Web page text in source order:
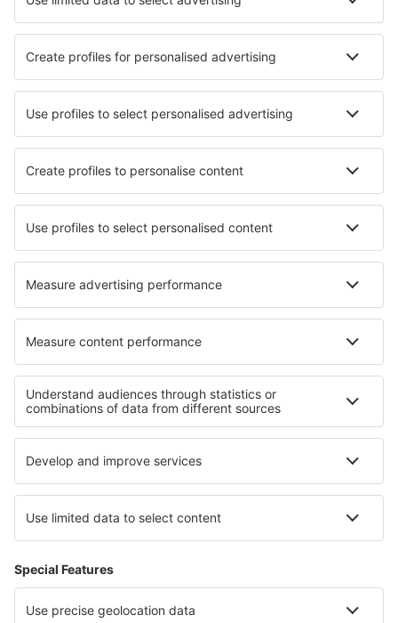
Hoteluri în Cardigan Hoteluri în Nottingham
Cele mai bune hoteluri - orașe
Hoteluri Marikostinovo Hoteluri în Santibanez El Alto
Hoteluri în Cannon Beach Hoteluri în Urumqi
Hoteluri în Dautphetal Hoteluri în Concei
Cele mai bune hoteluri - regiuni
Hoteluri în Riviera Engleză
Hoteluri ȋn Insulele Anglo-Normande Hoteluri ȋn Anglia
Hoteluri în Southport Hoteluri in Anglesey
Hoteluri în Serbia Hoteluri în Meta Hoteluri in Herrera